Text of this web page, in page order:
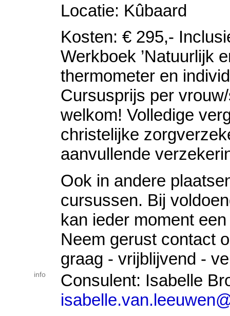
Locatie: Kûbaard
Kosten: € 295,-
Werkboek ’Natuurlijk
thermometer en
Cursusprijs per
welkom! Volledige
christelijke
aanvullende
Ook in andere
cursussen. Bij
kan ieder moment
Neem gerust contact
graag - vrijblijvend -
info
Consulent: Isabelle